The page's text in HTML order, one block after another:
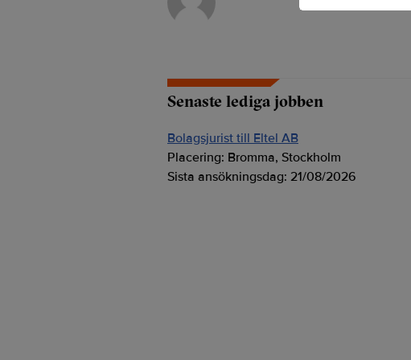
Senaste lediga jobben
Bolagsjurist till Eltel AB
Placering: Bromma, Stockholm
Sista ansökningsdag: 21/08/2026